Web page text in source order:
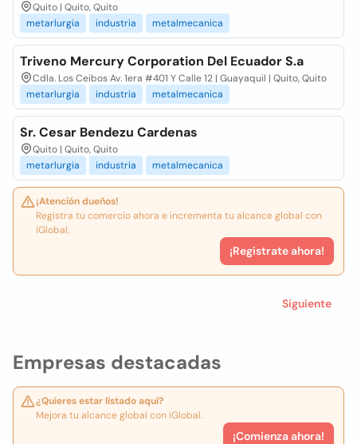
Empresas destacadas
¿Quieres estar listado aquí?
Mejora tu alcance global con iGlobal.
¡Comienza ahora!
Quito | Quito, Quito
metarlurgia
industria metalmecanica
Triveno Mercury Corporation Del Ecuador S.a
Cdla. Los Ceibos Av. 1era #401 Y Calle 12 | Guayaquil | Quito, Quito
metarlurgia
industria metalmecanica
Sr. Cesar Bendezu Cardenas
Quito | Quito, Quito
metarlurgia
industria metalmecanica
¡Atención dueños!
Registra tu comercio ahora e incrementa tu alcance global con
iGlobal.
¡Registrate ahora!
Siguiente